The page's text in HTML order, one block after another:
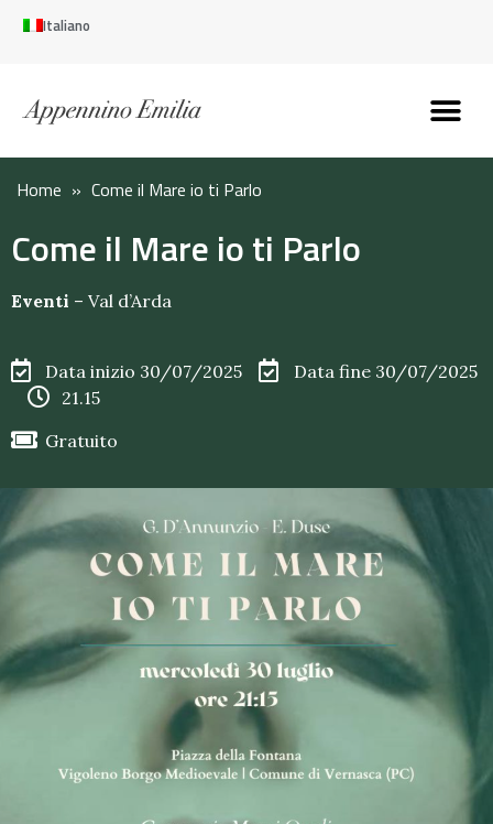
Italiano
Home » Come il Mare io ti Parlo
Come il Mare io ti Parlo
Eventi – Val d’Arda
Data inizio 30/07/2025
Data fine 30/07/2025
21.15
Gratuito